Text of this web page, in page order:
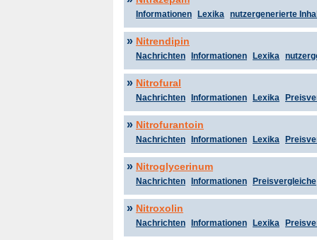
Informationen Lexika nutzergenerierte
» Nitrendipin
Nachrichten Informationen Lexika
» Nitrofural
Nachrichten Informationen Lexika
» Nitrofurantoin
Nachrichten Informationen Lexika
» Nitroglycerinum
Nachrichten Informationen Preisvergleiche
» Nitroxolin
Nachrichten Informationen Lexika